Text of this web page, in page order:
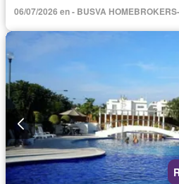
Caseta de vigilancia
Sin
06/07/2026 en - BUSVA